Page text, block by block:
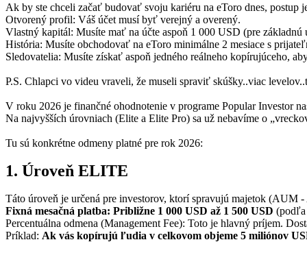
Ak by ste chceli začať budovať svoju kariéru na eToro dnes, postup
Otvorený profil: Váš účet musí byť verejný a overený.
Vlastný kapitál: Musíte mať na účte aspoň 1 000 USD (pre základnú
História: Musíte obchodovať na eToro minimálne 2 mesiace s
Sledovatelia: Musíte získať aspoň jedného reálneho kopírujúceho,
P.S. Chlapci vo videu vraveli, že museli spraviť skúšky..viac
V roku 2026 je finančné ohodnotenie v programe Popular Investor
Na najvyšších úrovniach (Elite a Elite Pro) sa už nebavíme o
Tu sú konkrétne odmeny platné pre rok 2026:
1. Úroveň ELITE
Táto úroveň je určená pre investorov, ktorí spravujú majetok (AUM
Fixná mesačná platba: Približne 1 000 USD až 1 500 USD (podľa
Percentuálna odmena (Management Fee): Toto je hlavný príjem.
Príklad: Ak vás kopírujú ľudia v celkovom objeme 5 miliónov